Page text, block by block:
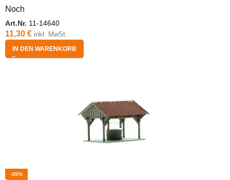
Noch
Art.Nr. 11-14640
11,30 € inkl. MwSt.
IN DEN WARENKORB
-35%